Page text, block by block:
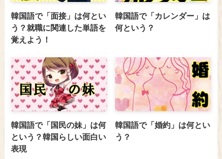
韓国語で「面接」は何とい
う？就職に関連した単語を
覚えよう！
韓国語で「カレンダー」は
何という？
韓国語で「国民の妹」は何
という？韓国らしい面白い
表現
韓国語で「婚約」は何とい
う？